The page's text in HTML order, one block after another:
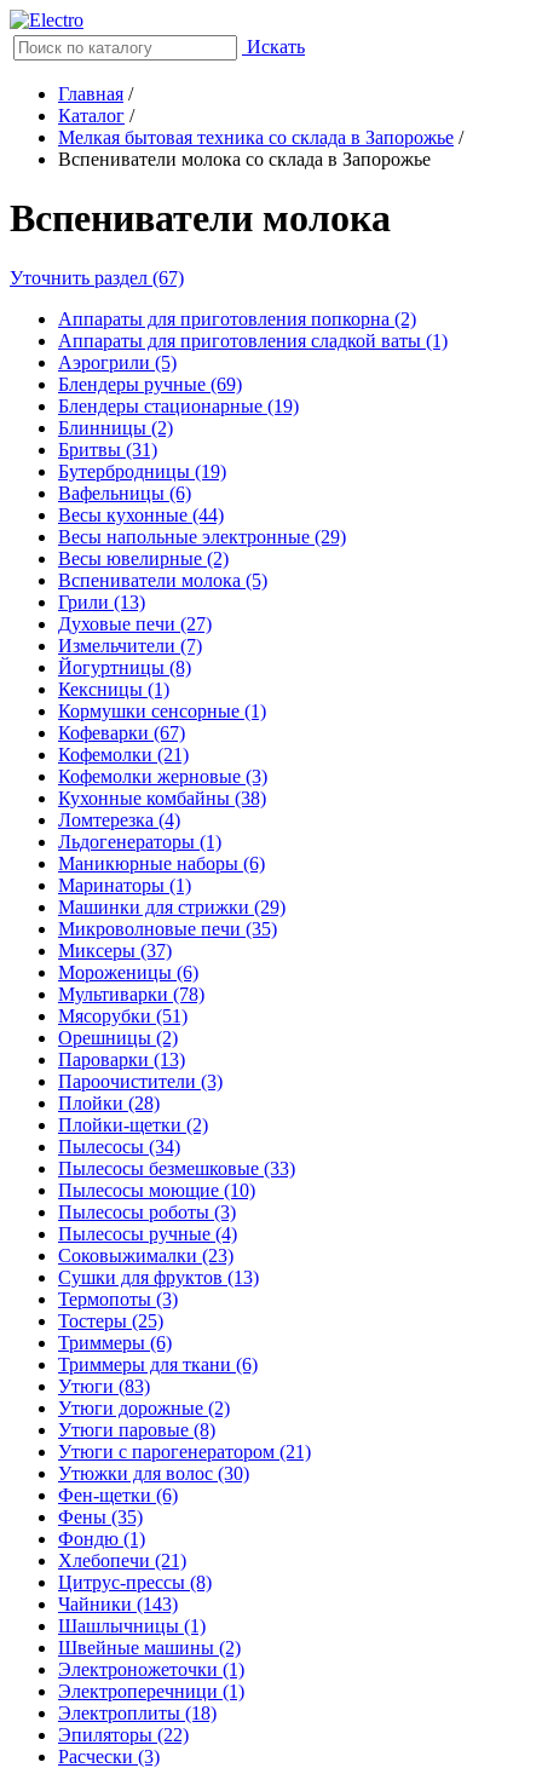
Искать
Главная /
Каталог /
Мелкая бытовая техника со склада в Запорожье /
Вспениватели молока со склада в Запорожье
Вспениватели молока
Уточнить раздел (67)
Аппараты для приготовления попкорна (2)
Аппараты для приготовления сладкой ваты (1)
Аэрогрили (5)
Блендеры ручные (69)
Блендеры стационарные (19)
Блинницы (2)
Бритвы (31)
Бутербродницы (19)
Вафельницы (6)
Весы кухонные (44)
Весы напольные электронные (29)
Весы ювелирные (2)
Вспениватели молока (5)
Грили (13)
Духовые печи (27)
Измельчители (7)
Йогуртницы (8)
Кексницы (1)
Кормушки сенсорные (1)
Кофеварки (67)
Кофемолки (21)
Кофемолки жерновые (3)
Кухонные комбайны (38)
Ломтерезка (4)
Льдогенераторы (1)
Маникюрные наборы (6)
Маринаторы (1)
Машинки для стрижки (29)
Микроволновые печи (35)
Миксеры (37)
Мороженицы (6)
Мультиварки (78)
Мясорубки (51)
Орешницы (2)
Пароварки (13)
Пароочистители (3)
Плойки (28)
Плойки-щетки (2)
Пылесосы (34)
Пылесосы безмешковые (33)
Пылесосы моющие (10)
Пылесосы роботы (3)
Пылесосы ручные (4)
Соковыжималки (23)
Сушки для фруктов (13)
Термопоты (3)
Тостеры (25)
Триммеры (6)
Триммеры для ткани (6)
Утюги (83)
Утюги дорожные (2)
Утюги паровые (8)
Утюги с парогенератором (21)
Утюжки для волос (30)
Фен-щетки (6)
Фены (35)
Фондю (1)
Хлебопечи (21)
Цитрус-прессы (8)
Чайники (143)
Шашлычницы (1)
Швейные машины (2)
Электроножеточки (1)
Электроперечници (1)
Электроплиты (18)
Эпиляторы (22)
Расчески (3)